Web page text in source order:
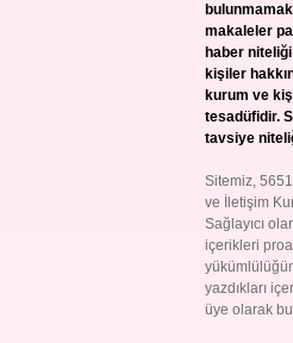
makaleler
haber
kişiler
kurum ve
tesadüfidir.
tavsiye
Sitemiz,
ve İletişim
Sağlayıcı
içerikleri
yazdıkları
üye olarak